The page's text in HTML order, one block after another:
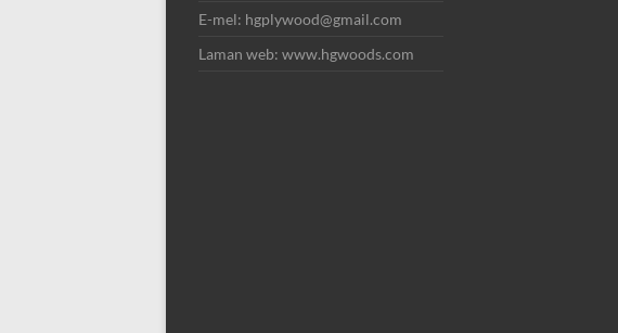
E-mel: hgplywood@gmail.com
Laman web: www.hgwoods.com